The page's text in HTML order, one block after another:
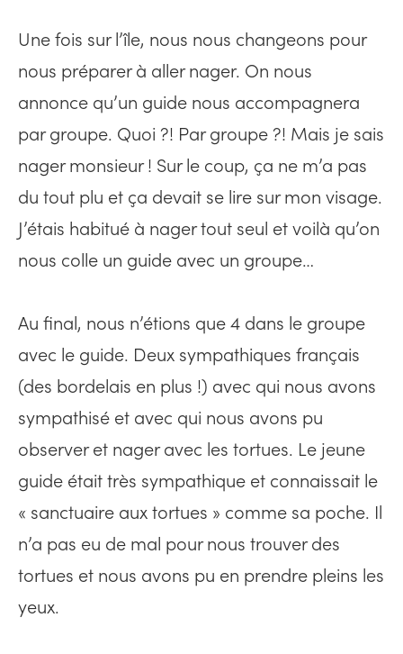
Une fois sur l’île, nous nous changeons pour
nous préparer à aller nager. On nous
annonce qu’un guide nous accompagnera
par groupe. Quoi ?! Par groupe ?! Mais je sais
nager monsieur ! Sur le coup, ça ne m’a pas
du tout plu et ça devait se lire sur mon visage.
J’étais habitué à nager tout seul et voilà qu’on
nous colle un guide avec un groupe…
Au final, nous n’étions que 4 dans le groupe
avec le guide. Deux sympathiques français
(des bordelais en plus !) avec qui nous avons
sympathisé et avec qui nous avons pu
observer et nager avec les tortues. Le jeune
guide était très sympathique et connaissait le
« sanctuaire aux tortues » comme sa poche. Il
n’a pas eu de mal pour nous trouver des
tortues et nous avons pu en prendre pleins les
yeux.